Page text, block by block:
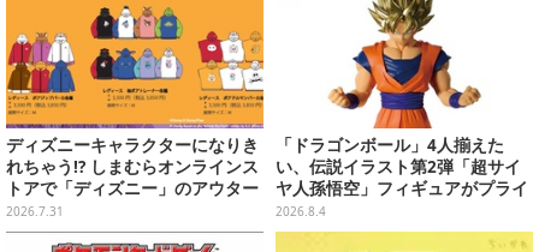
ディズニーキャラクターになりき
れちゃう!? しまむらオンラインス
トアで「ディズニー」のアウター
が8月3日発売
2026.7.31
「ドラゴンボール」4人揃えた
い、伝説イラスト第2弾「超サイ
ヤ人孫悟空」フィギュアがプライ
ズ展開！ビッグサイズの「筋斗
雲」エアぐるみも
2026.8.4